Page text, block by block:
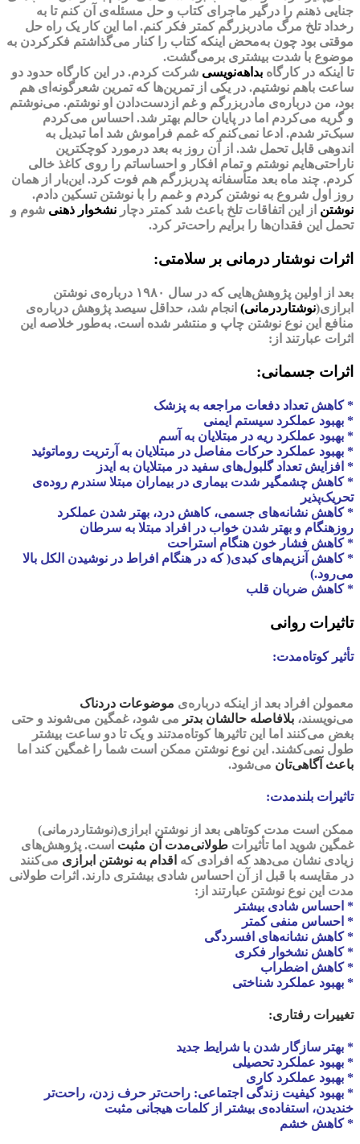
جنایی ذهنم را درگیر ماجرای کتاب و حل مسئله‌ی آن کنم تا به
رخداد تلخ مرگ مادربزرگم کمتر فکر کنم. اما این کار یک راه حل
موقتی بود چون به‌محض اینکه کتاب را کنار می‌گذاشتم فکرکردن به
موضوع با شدت بیشتری برمی‌گشت.
تا اینکه در کارگاه بداهه‌نویسی شرکت کردم. در این کارگاه حدود دو
ساعت باهم نوشتیم. در یکی از تمرین‌ها که تمرین شعرگونه‌ای هم
بود، من درباره‌ی مادربزرگم و غم ازدست‌دادن او نوشتم. می‌نوشتم
و گریه می‌کردم اما در پایان حالم بهتر شد. احساس می‌کردم
سبک‌تر شدم. ادعا نمی‌کنم که غمم فراموش شد اما تبدیل به
اندوهی قابل تحمل شد. از آن روز به بعد درمورد کوچکترین
ناراحتی‌هایم نوشتم و تمام افکار و احساساتم را روی کاغذ خالی
کردم. چند ماه بعد متأسفانه پدربزرگم هم فوت کرد. این‌بار از همان
روز اول شروع به نوشتن کردم‌ و غمم را با نوشتن تسکین دادم.
نوشتن از این اتفاقات تلخ باعث شد کمتر دچار نشخوار ذهنی شوم و
تحمل این فقدان‌ها را برایم راحت‌تر کرد.
اثرات نوشتار درمانی بر سلامتی:
بعد از اولین پژوهش‌هایی که در سال ۱۹۸۰ درباره‌ی نوشتن
ابرازی(نوشتاردرمانی) انجام شد، حداقل سیصد پژوهش درباره‌ی
منافع این نوع نوشتن چاپ و منتشر شده است. به‌طور خلاصه این
اثرات عبارتند از:
اثرات جسمانی:
* کاهش تعداد دفعات مراجعه به پزشک
* بهبود عملکرد سیستم ایمنی
* بهبود عملکرد ریه در مبتلایان به آسم
* بهبود عملکرد حرکات مفاصل در مبتلایان به آرتریت روماتوئید
* افزایش تعداد گلبول‌های سفید در مبتلایان به ایدز
* کاهش چشمگیر شدت بیماری در بیماران مبتلا سندرم روده‌ی
تحریک‌پذیر
* کاهش نشانه‌های جسمی، کاهش درد، بهتر شدن عملکرد
روزهنگام و بهتر شدن خواب در افراد مبتلا به سرطان
* کاهش فشار خون هنگام استراحت
* کاهش آنزیم‌های کبدی( که در هنگام افراط در نوشیدن الکل بالا
می‌رود.)
* کاهش ضربان قلب
تاثیرات روانی
تأثیر کوتاه‌مدت:
معمولن افراد بعد از اینکه درباره‌ی موضوعات دردناک
می‌نویسند، بلافاصله حالشان بدتر می شود،غمگین می‌شوند و حتی
بغض می‌کنند اما این تاثیرها کوتاه‌مدتند و یک تا دو ساعت بیشتر
طول نمی‌کشند. این نوع نوشتن ممکن است شما را غمگین کند اما
باعث آگاهی‌تان می‌شود.
تاثیرات بلندمدت:
ممکن است مدت کوتاهی بعد از نوشتن ابرازی(نوشتاردرمانی)
غمگین شوید اما تأثیرات طولانی‌مدت آن مثبت است. پژوهش‌های
زیادی نشان می‌دهد که افرادی که اقدام به نوشتن ابرازی می‌کنند
در مقایسه با قبل از آن احساس شادی بیشتری دارند. اثرات طولانی
مدت این نوع نوشتن عبارتند از:
* احساس شادی بیشتر
* احساس منفی کمتر
* کاهش نشانه‌های افسردگی
* کاهش نشخوار فکری
* کاهش اضطراب
* بهبود عملکرد شناختی
تغییرات رفتاری:
* بهتر سازگار شدن با شرایط جدید
* بهبود عملکرد تحصیلی
* بهبود عملکرد کاری
* بهبود کیفیت زندگی اجتماعی: راحت‌تر حرف زدن، راحت‌تر
خندیدن، استفاده‌ی بیشتر از کلمات هیجانی مثبت
* کاهش خشم